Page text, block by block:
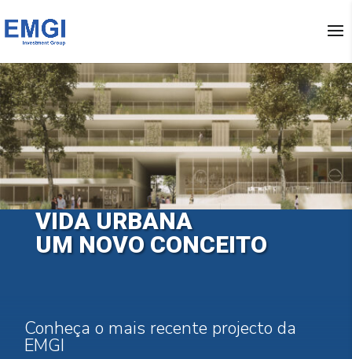
VIDA URBANA
UM NOVO CONCEITO
Conheça o mais recente projecto da
EMGI